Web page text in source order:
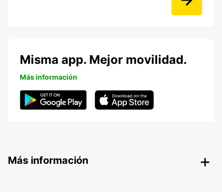
Misma app. Mejor movilidad.
Más información
Más información